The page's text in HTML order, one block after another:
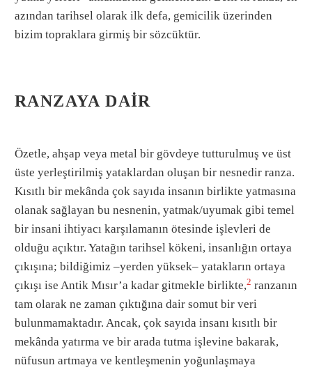
azından tarihsel olarak ilk defa, gemicilik üzerinden
bizim topraklara girmiş bir sözcüktür.
RANZAYA DAIR
Özetle, ahşap veya metal bir gövdeye tutturulmuş ve üst
üste yerleştirilmiş yataklardan oluşan bir nesnedir ranza.
Kısıtlı bir mekânda çok sayıda insanın birlikte yatmasına
olanak sağlayan bu nesnenin, yatmak/uyumak gibi temel
bir insani ihtiyacı karşılamanın ötesinde işlevleri de
olduğu açıktır. Yatağın tarihsel kökeni, insanlığın ortaya
çıkışına; bildiğimiz –yerden yüksek– yatakların ortaya
çıkışı ise Antik Mısır’a kadar gitmekle birlikte,2 ranzanın
tam olarak ne zaman çıktığına dair somut bir veri
bulunmamaktadır. Ancak, çok sayıda insanı kısıtlı bir
mekânda yatırma ve bir arada tutma işlevine bakarak,
nüfusun artmaya ve kentleşmenin yoğunlaşmaya